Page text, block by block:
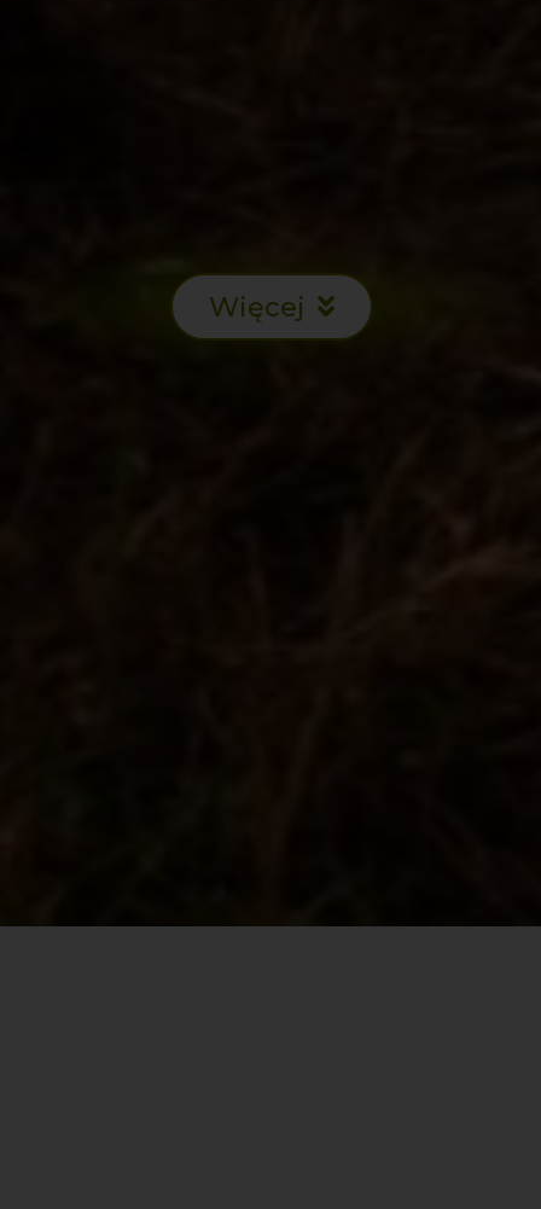
Więcej